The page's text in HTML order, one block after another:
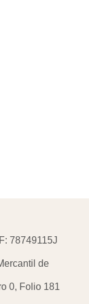
78749115J
de
0, Folio 181